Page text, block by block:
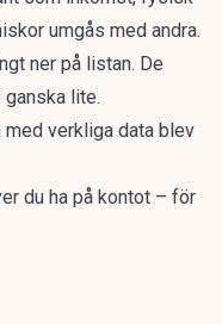
umgås med andra.
ner på listan. De
lite.
verkliga data blev
du ha på kontot – för